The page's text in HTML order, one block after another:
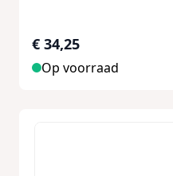
€ 34,25
Op voorraad